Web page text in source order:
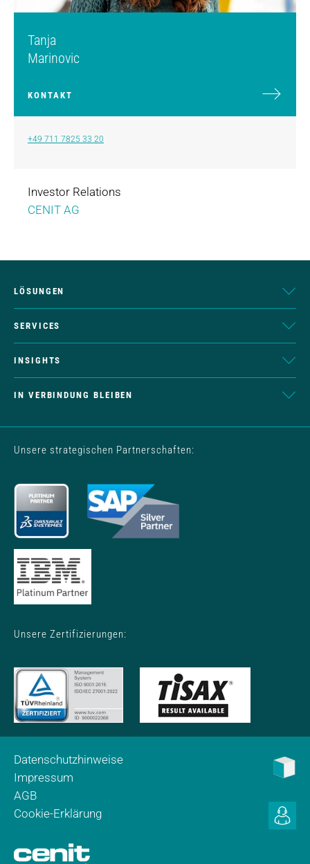
Tanja
Marinovic
KONTAKT
+49 711 7825 33 20
Investor Relations
CENIT AG
LÖSUNGEN
SERVICES
INSIGHTS
IN VERBINDUNG BLEIBEN
Unsere strategischen Partnerschaften:
Unsere Zertifizierungen:
Datenschutzhinweise
Impressum
AGB
Cookie-Erklärung